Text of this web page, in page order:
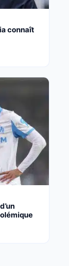
connaît